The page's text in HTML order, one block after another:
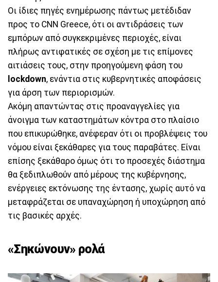
Οι ίδιες πηγές ενημέρωσης πάντως μετέδιδαν
προς το CNN Greece, ότι οι αντιδράσεις των
εμπόρων από συγκεκριμένες περιοχές, είναι
πλήρως αντιφατικές σε σχέση με τις επίμονες
αιτιάσεις τους, στην προηγούμενη φάση του
lockdown, ενάντια στις κυβερνητικές αποφάσεις
για άρση των περιορισμών.
Ακόμη απαντώντας στις προαναγγελίες για
άνοιγμα των καταστημάτων κόντρα στο πλαίσιο
που επικυρώθηκε, ανέφεραν ότι οι προβλέψεις του
νόμου είναι ξεκάθαρες για τους παραβάτες. Είναι
επίσης ξεκάθαρο όμως ότι το προσεχές διάστημα
θα ξεδιπλωθούν από μέρους της κυβέρνησης,
ενέργειες εκτόνωσης της έντασης, χωρίς αυτό να
μεταφράζεται σε υπαναχώρηση ή υποχώρηση από
τις βασικές αρχές.
«Σηκώνουν» ρολά